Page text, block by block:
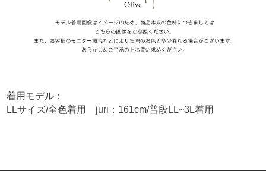
着用モデル：
LLサイズ/全色着用 juri：161cm/普段LL~3L着用